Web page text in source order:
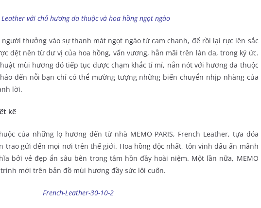
Leather với chủ hương da thuộc và hoa hồng ngọt ngào
thưởng vào sự thanh mát ngọt ngào từ cam chanh, để rồi lại rực lên sắc
dệt nên từ dư vị của hoa hồng, vấn vương, hằn mãi trên làn da, trong ký ức.
mùi hương đó tiếp tục được chạm khắc tỉ mỉ, nắn nót với hương da thuộc
đến nỗi bạn chỉ có thể mường tượng những biến chuyển nhịp nhàng của
lời.
kế
của những lọ hương đến từ nhà MEMO PARIS, French Leather, tựa đóa
trao gửi đến mọi nơi trên thế giới. Hoa hồng độc nhất, tôn vinh dấu ấn mãnh
bởi vẻ đẹp ẩn sâu bên trong tâm hồn đầy hoài niệm. Một lần nữa, MEMO
mới trên bản đồ mùi hương đầy sức lôi cuốn.